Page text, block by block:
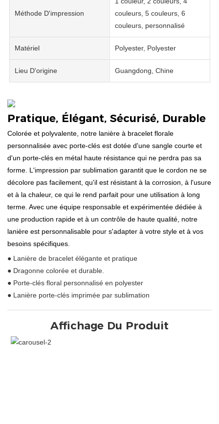
Méthode D'impression
couleurs, 5 couleurs, 6
couleurs, personnalisé
Matériel Polyester, Polyester
Lieu D'origine Guangdong, Chine
Pratique, Élégant, Sécurisé, Durable
Colorée et polyvalente, notre lanière à bracelet florale
personnalisée avec porte-clés est dotée d'une sangle courte et
d'un porte-clés en métal haute résistance qui ne perdra pas sa
forme. L'impression par sublimation garantit que le cordon ne se
décolore pas facilement, qu'il est résistant à la corrosion, à l'usure
et à la chaleur, ce qui le rend parfait pour une utilisation à long
terme. Avec une équipe responsable et expérimentée dédiée à
une production rapide et à un contrôle de haute qualité, notre
lanière est personnalisable pour s'adapter à votre style et à vos
besoins spécifiques.
● Lanière de bracelet élégante et pratique
● Dragonne colorée et durable.
● Porte-clés floral personnalisé en polyester
● Lanière porte-clés imprimée par sublimation
Affichage Du Produit